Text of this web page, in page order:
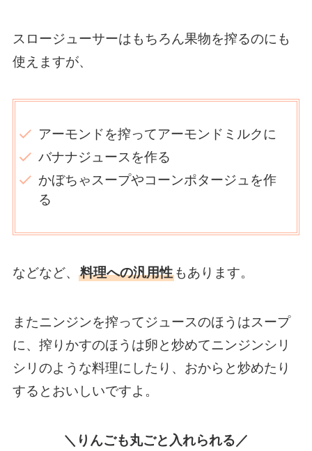
スロージューサーはもちろん果物を搾るのにも
使えますが、
アーモンドを搾ってアーモンドミルクに
バナナジュースを作る
かぼちゃスープやコーンポタージュを作
る
などなど、 料理への汎用性もあります。
またニンジンを搾ってジュースのほうはスープ
に、搾りかすのほうは卵と炒めてニンジンシリ
シリのような料理にしたり、おからと炒めたり
するとおいしいですよ。
＼りんごも丸ごと入れられる／